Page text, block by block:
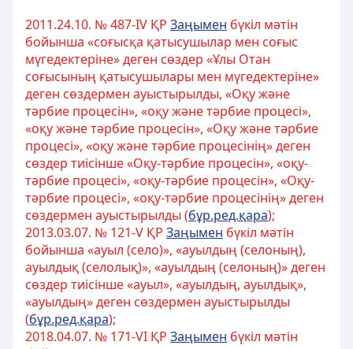
2011.24.10. № 487-ІV ҚР Заңымен бүкіл мәтін
бойынша «соғысқа қатысушылар мен cоғыс
мүгедектеріне» деген сөздер «Ұлы Отан
соғысының қатысушылары мен мүгедектеріне»
деген сөздермен ауыстырылды, «Оқу және
тәрбие процесін», «оқу және тәрбие процесі»,
«оқу және тәрбие процесін», «Оқу және тәрбие
процесі», «оқу және тәрбие процесінің» деген
сөздер тиісінше «Оқу-тәрбие процесін», «оқу-
тәрбие процесі», «оқу-тәрбие процесін», «Оқу-
тәрбие процесі», «оқу-тәрбие процесінің» деген
сөздермен ауыстырылды (бұр.ред.қара);
2013.03.07. № 121-V ҚР Заңымен бүкіл мәтін
бойынша «ауыл (село)», «ауылдың (селоның),
ауылдық (селолық)», «ауылдың (селоның)» деген
сөздер тиісінше «ауыл», «ауылдың, ауылдық»,
«ауылдың» деген сөздермен ауыстырылды
(бұр.ред.қара);
2018.04.07. № 171-VІ ҚР Заңымен бүкіл мәтін